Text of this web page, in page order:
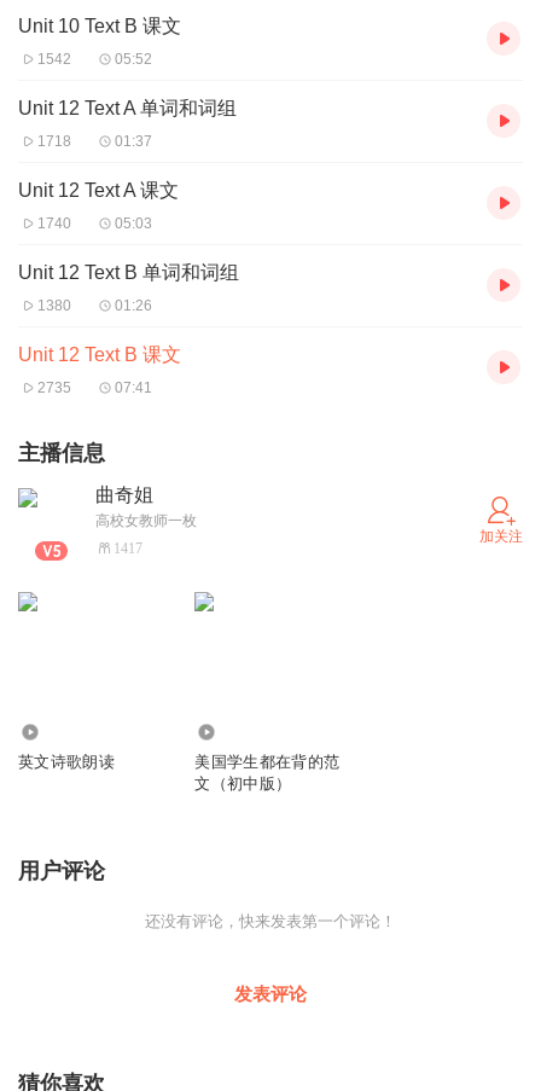
Unit 10 Text B 课文
1542 05:52
Unit 12 Text A 单词和词组
1718 01:37
Unit 12 Text A 课文
1740 05:03
Unit 12 Text B 单词和词组
1380 01:26
Unit 12 Text B 课文
2735 07:41
主播信息
曲奇姐
高校女教师一枚
1417
加关注
英文诗歌朗读
美国学生都在背的范
文（初中版）
用户评论
还没有评论，快来发表第一个评论！
发表评论
猜你喜欢